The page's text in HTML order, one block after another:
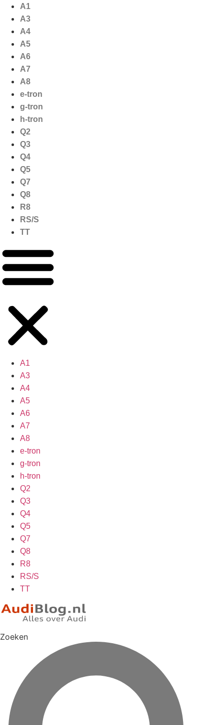
naar
inhoud
A1
A3
A4
A5
A6
A7
A8
e-tron
g-tron
h-tron
Q2
Q3
Q4
Q5
Q7
Q8
R8
RS/S
TT
A1
A3
A4
A5
A6
A7
A8
e-tron
g-tron
h-tron
Q2
Q3
Q4
Q5
Q7
Q8
R8
RS/S
TT
Zoeken